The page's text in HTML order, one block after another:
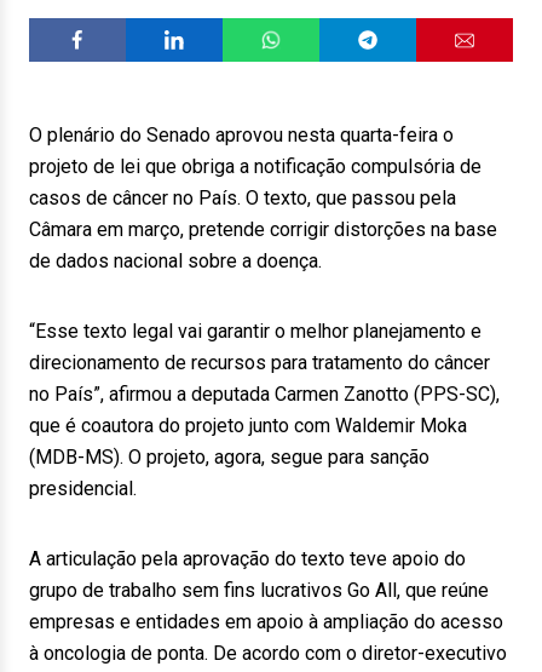
O plenário do Senado aprovou nesta quarta-feira o
projeto de lei que obriga a notificação compulsória de
casos de câncer no País. O texto, que passou pela
Câmara em março, pretende corrigir distorções na base
de dados nacional sobre a doença.
“Esse texto legal vai garantir o melhor planejamento e
direcionamento de recursos para tratamento do câncer
no País”, afirmou a deputada Carmen Zanotto (PPS-SC),
que é coautora do projeto junto com Waldemir Moka
(MDB-MS). O projeto, agora, segue para sanção
presidencial.
A articulação pela aprovação do texto teve apoio do
grupo de trabalho sem fins lucrativos Go All, que reúne
empresas e entidades em apoio à ampliação do acesso
à oncologia de ponta. De acordo com o diretor-executivo